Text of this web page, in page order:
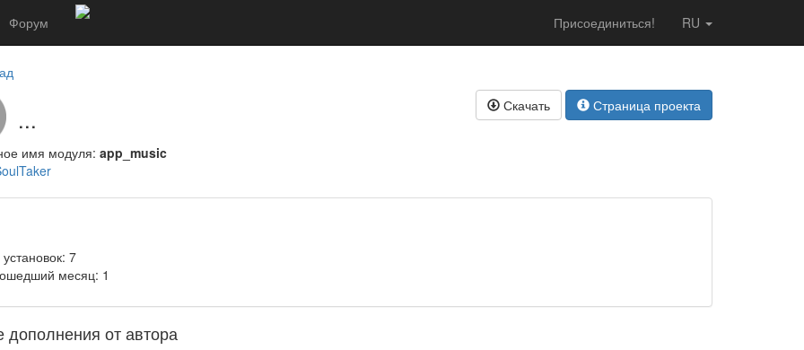
Форум RU
Присоединиться!
... Скачать Страница проекта
имя модуля: app_music
7
месяц: 1
дополнения от автора